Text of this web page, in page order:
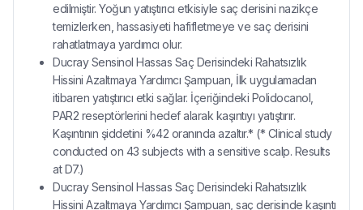
edilmiştir. Yoğun yatıştırıcı etkisiyle saç derisini nazikçe
temizlerken, hassasiyeti hafifletmeye ve saç derisini
rahatlatmaya yardımcı olur.
Ducray Sensinol Hassas Saç Derisindeki Rahatsızlık
Hissini Azaltmaya Yardımcı Şampuan, İlk uygulamadan
itibaren yatıştırıcı etki sağlar. İçeriğindeki Polidocanol,
PAR2 reseptörlerini hedef alarak kaşıntıyı yatıştırır.
Kaşıntının şiddetini %42 oranında azaltır.* (* Clinical study
conducted on 43 subjects with a sensitive scalp. Results
at D7.)
Ducray Sensinol Hassas Saç Derisindeki Rahatsızlık
Hissini Azaltmaya Yardımcı Şampuan, saç derisinde kaşıntı